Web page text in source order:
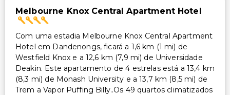
Acessibilidade
Piscina acessível para cadeira de rodas
Centro de fitness acessível para cadeira de rodas
Caminho acessível para cadeira de rodas
Estacionamento acessível para cadeira de rodas
Melbourne Knox Central Apartment Hotel
Com uma estadia Melbourne Knox Central Apartment
Hotel em Dandenongs, ficará a 1,6 km (1 mi) de
Westfield Knox e a 12,6 km (7,9 mi) de Universidade
Deakin. Este apartamento de 4 estrelas está a 13,4 km
(8,3 mi) de Monash University e a 13,7 km (8,5 mi) de
Trem a Vapor Puffing Billy..Os 49 quartos climatizados